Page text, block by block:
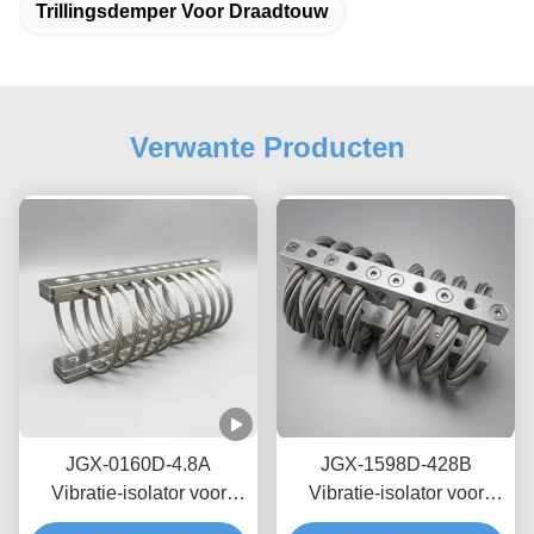
Trillingsdemper Voor Draadtouw
Verwante Producten
JGX-0160D-4.8A
Vibratie-isolator voor
zeedraden op zee,
JGX-1598D-428B
Vibratie-isolator voor
draadtouwen met nul-